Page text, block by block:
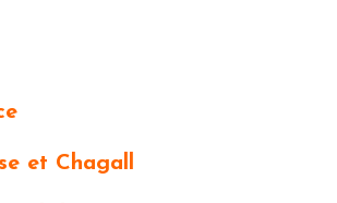
et Chagall